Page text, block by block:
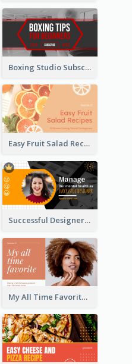
Boxing Studio Subscribe Alert YouTube Cover Design
Easy Fruit Salad Recipes YouTube Thumbnail
Successful Designer Workshop YouTube Thumbnail Design
My All Time Favorite Beauty Product YouTube Thumbnail